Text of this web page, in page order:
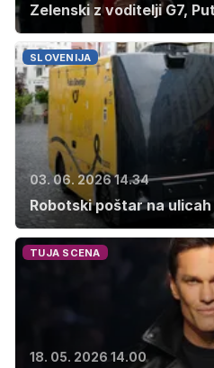
Zelenski z voditelji G7,
SLOVENIJA
03. 06. 2026 14.34
Robotski poštar na
TUJA SCENA
18. 05. 2026 14.00